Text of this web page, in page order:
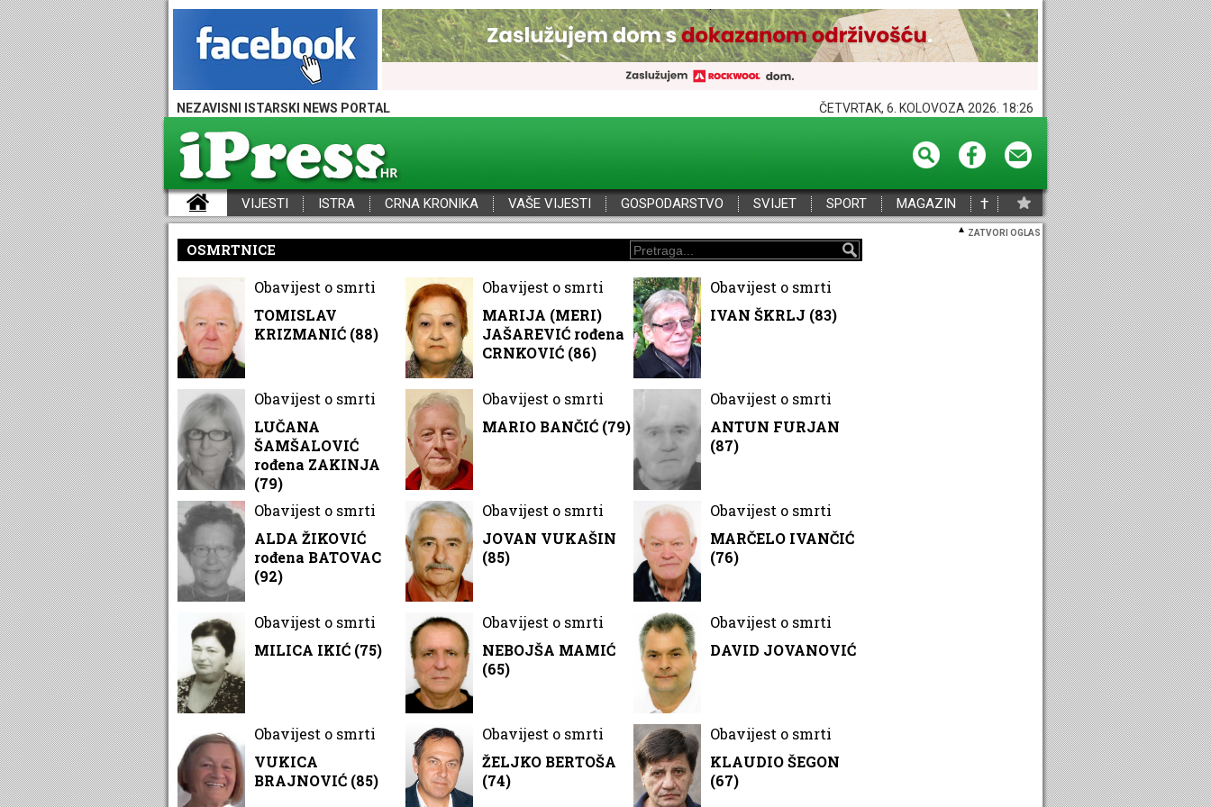
NEZAVISNI ISTARSKI NEWS PORTAL ČETVRTAK, 6. KOLOVOZA 2026. 18:26
VIJESTI ISTRA CRNA KRONIKA VAŠE VIJESTI GOSPODARSTVO SVIJET SPORT MAGAZIN †
ZATVORI OGLAS
OSMRTNICE
Obavijest o smrti
TOMISLAV
KRIZMANIĆ (88)
Obavijest o smrti
MARIJA (MERI)
JAŠAREVIĆ rođena
CRNKOVIĆ (86)
Obavijest o smrti
IVAN ŠKRLJ (83)
Obavijest o smrti
LUČANA
ŠAMŠALOVIĆ
rođena ZAKINJA
(79)
Obavijest o smrti
MARIO BANČIĆ (79)
Obavijest o smrti
ANTUN FURJAN
(87)
Obavijest o smrti
ALDA ŽIKOVIĆ
rođena BATOVAC
(92)
Obavijest o smrti
JOVAN VUKAŠIN
(85)
Obavijest o smrti
MARČELO IVANČIĆ
(76)
Obavijest o smrti
MILICA IKIĆ (75)
Obavijest o smrti
NEBOJŠA MAMIĆ
(65)
Obavijest o smrti
DAVID JOVANOVIĆ
Obavijest o smrti
VUKICA
BRAJNOVIĆ (85)
Obavijest o smrti
ŽELJKO BERTOŠA
(74)
Obavijest o smrti
KLAUDIO ŠEGON
(67)